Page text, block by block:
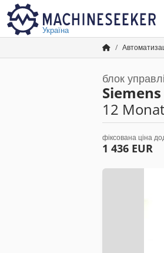
Україна
блок
Siemens
12
фіксована ціна
1 436 EUR